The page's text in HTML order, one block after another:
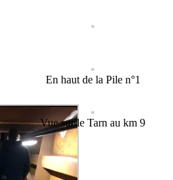
En haut de la Pile n°1
Vue sur le Tarn au km 9